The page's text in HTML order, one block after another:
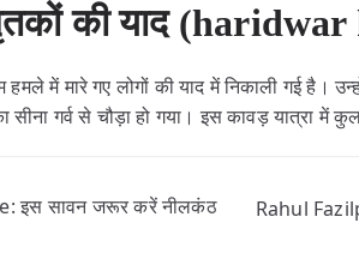
की याद
में मारे गए लोगों की याद में निकाली गई है।
सीना गर्व से चौड़ा हो गया। इस कावड़ यात्रा में
इस सावन जरूर करें नीलकंठ
Rahul